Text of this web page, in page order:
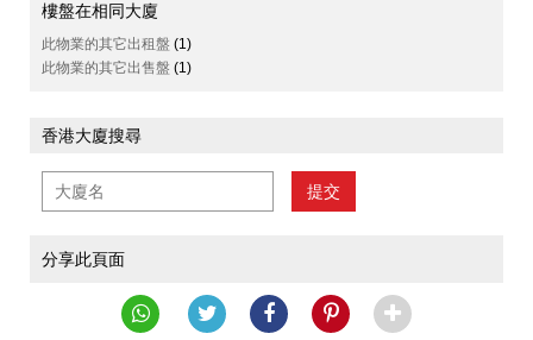
樓盤在相同大廈
此物業的其它出租盤 (1)
此物業的其它出售盤 (1)
香港大廈搜尋
提交
分享此頁面